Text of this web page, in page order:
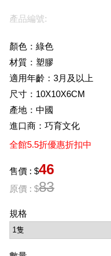
產品編號:
顏色：綠色
材質：塑膠
適用年齡：3月及以上
尺寸：10X10X6CM
產地：中國
進口商：巧育文化
全館5.5折優惠折扣中
售價 : $46
原價 : $83
規格